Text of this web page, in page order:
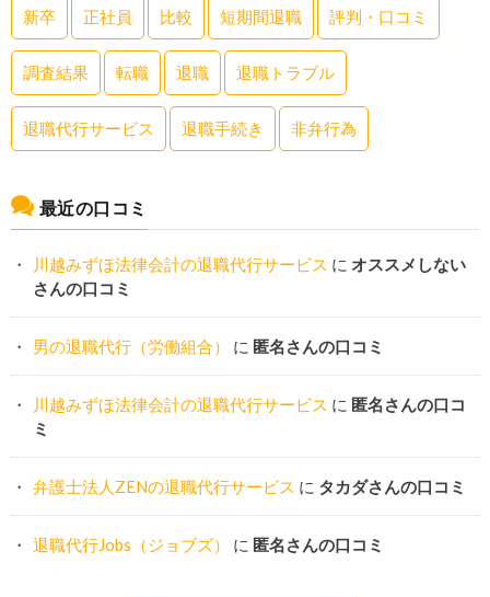
新卒 正社員 比較 短期間退職 評判・口コミ
調査結果 転職 退職 退職トラブル
退職代行サービス 退職手続き 非弁行為
最近の口コミ
川越みずほ法律会計の退職代行サービス に オススメしない
さんの口コミ
男の退職代行（労働組合） に 匿名さんの口コミ
川越みずほ法律会計の退職代行サービス に 匿名さんの口コ
ミ
弁護士法人ZENの退職代行サービス に タカダさんの口コミ
退職代行Jobs（ジョブズ） に 匿名さんの口コミ